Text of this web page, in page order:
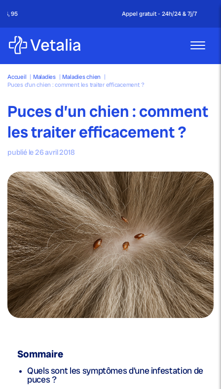
Appel gratuit - 24h/24 & 7j/7
Accueil | Maladies | Maladies chien |
Puces d’un chien : comment les traiter efficacement ?
Sommaire
Quels sont les symptômes d’une infestation de
puces ?
Puces d’un chien : comment
les traiter efficacement ?
publié le 26 avril 2018